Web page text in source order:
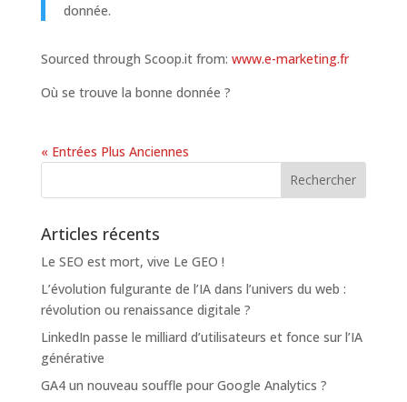
donnée.
Sourced through Scoop.it from: www.e-marketing.fr
Où se trouve la bonne donnée ?
« Entrées Plus Anciennes
Articles récents
Le SEO est mort, vive Le GEO !
L’évolution fulgurante de l’IA dans l’univers du web :
révolution ou renaissance digitale ?
LinkedIn passe le milliard d’utilisateurs et fonce sur l’IA
générative
GA4 un nouveau souffle pour Google Analytics ?